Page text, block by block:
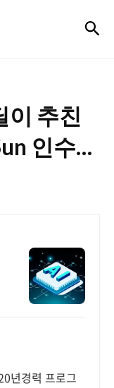
이 추친
인수…
년경력 프로그